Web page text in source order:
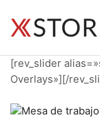
[rev_slider
Overlays»][/